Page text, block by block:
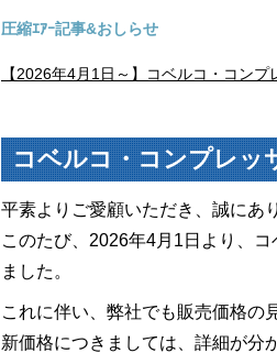
圧縮ｴｱｰ記事&おしらせ
【2026年4月1日～】コベルコ・コン
コベルコ・コンプレッ
平素よりご愛顧いただき、誠にあ
このたび、 2026年4月1日より
、
ました。
これに伴い、弊社でも販売価格の
新価格につきましては、詳細が分